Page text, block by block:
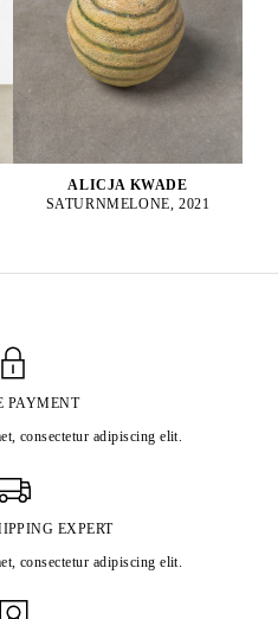
ALICJA KWADE
SATURNMELONE, 2021
PAYMENT
consectetur adipiscing elit.
EXPERT
consectetur adipiscing elit.